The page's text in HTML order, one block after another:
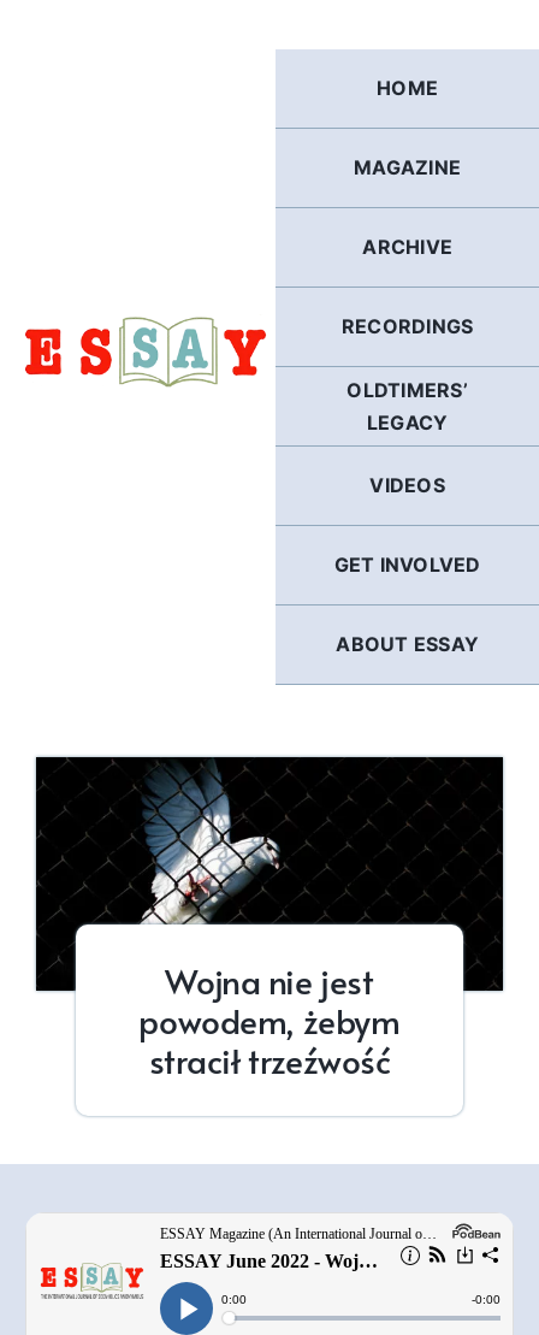
HOME
MAGAZINE
ARCHIVE
RECORDINGS
OLDTIMERS’
LEGACY
VIDEOS
GET INVOLVED
ABOUT ESSAY
Wojna nie jest
powodem, żebym
stracił trzeźwość